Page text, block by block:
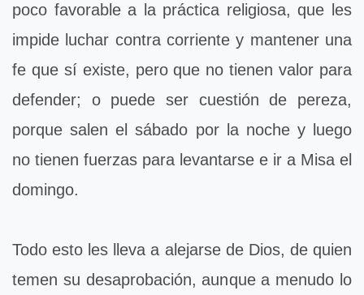
poco favorable a la práctica religiosa, que les
impide luchar contra corriente y mantener una
fe que sí existe, pero que no tienen valor para
defender; o puede ser cuestión de pereza,
porque salen el sábado por la noche y luego
no tienen fuerzas para levantarse e ir a Misa el
domingo.
Todo esto les lleva a alejarse de Dios, de quien
temen su desaprobación, aunque a menudo lo